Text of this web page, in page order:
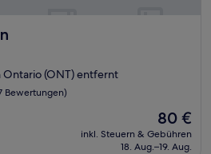
Ontario (ONT) entfernt
Bewertungen)
Der
Preis
beträgt
80 €
inkl. Steuern & Gebühren
18. Aug.–19. Aug.